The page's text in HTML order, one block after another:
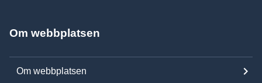
Om webbplatsen
Om webbplatsen